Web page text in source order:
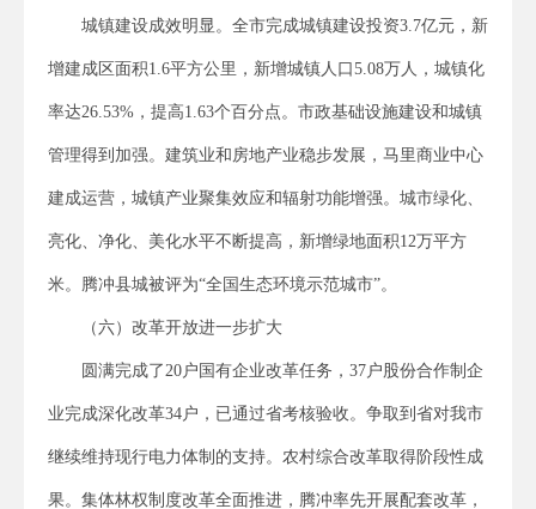
城镇建设成效明显。全市完成城镇建设投资3.7亿元，新
增建成区面积1.6平方公里，新增城镇人口5.08万人，城镇化
率达26.53%，提高1.63个百分点。市政基础设施建设和城镇
管理得到加强。建筑业和房地产业稳步发展，马里商业中心
建成运营，城镇产业聚集效应和辐射功能增强。城市绿化、
亮化、净化、美化水平不断提高，新增绿地面积12万平方
米。腾冲县城被评为“全国生态环境示范城市”。
（六）改革开放进一步扩大
圆满完成了20户国有企业改革任务，37户股份合作制企
业完成深化改革34户，已通过省考核验收。争取到省对我市
继续维持现行电力体制的支持。农村综合改革取得阶段性成
果。集体林权制度改革全面推进，腾冲率先开展配套改革，